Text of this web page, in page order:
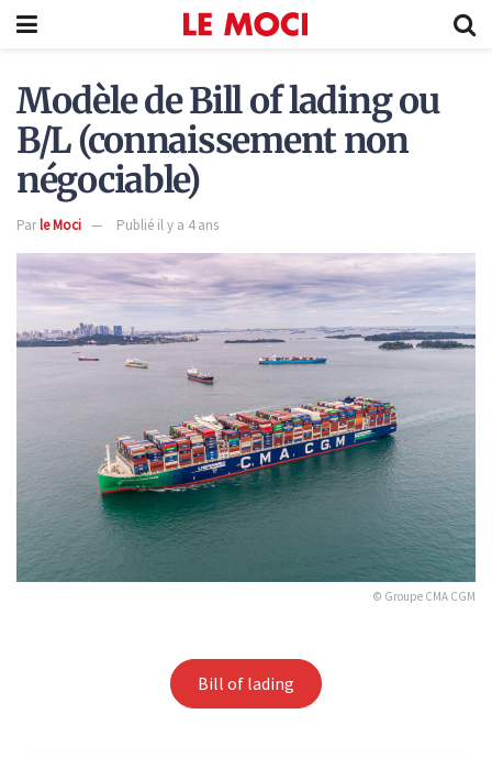
Modèle de Bill of lading ou
B/L (connaissement non
négociable)
Parle Moci Publié il y a 4 ans
© Groupe CMA CGM
Bill of lading